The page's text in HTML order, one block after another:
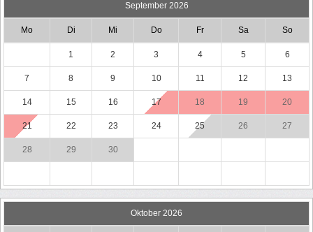
September 2026
Mo Di Mi Do Fr Sa So
1 2 3 4 5 6
7 8 9 10 11 12 13
14 15 16 17 18 19 20
21 22 23 24 25 26 27
28 29 30
Oktober 2026